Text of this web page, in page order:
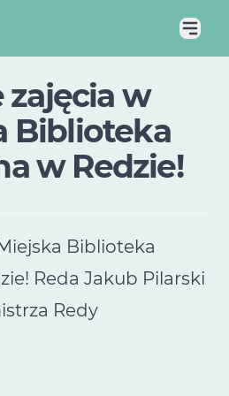
zajęcia w
Biblioteka
w Redzie!
Biblioteka
Reda Jakub Pilarski
Redy